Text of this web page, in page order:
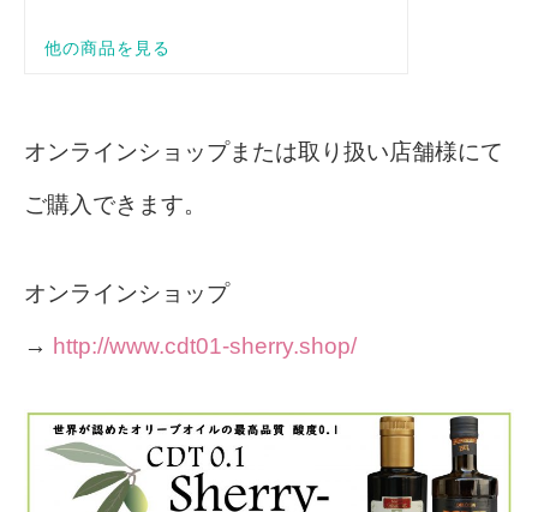
オンラインショップまたは取り扱い店舗様にて
ご購入できます。
オンラインショップ
→ http://www.cdt01-sherry.shop/